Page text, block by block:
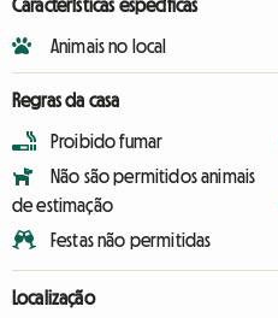
Características específicas
Animais no local
Regras da casa
Proibido fumar
Não são permitidos animais
de estimação
Festas não permitidas
Localização